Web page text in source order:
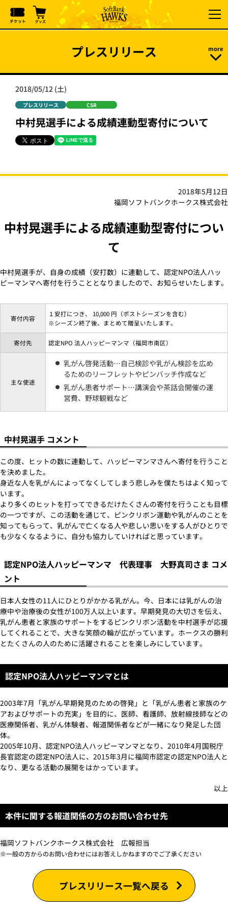
プレスリリース
2018/05/12 (土)
プレスリリース CSR
中村晃選手による成績連動型寄付について
2018年5月12日
福岡ソフトバンクホークス株式会社
中村晃選手による成績連動型寄付につい
て
中村晃選手が、自身の成績（安打数）に連動して、認定NPO法人ハッ
ピーマンマへ寄付を行うこととなりましたので、お知らせいたします。
寄付内容
１安打につき、 10,000 円（ポストシーズンを含む）
※シーズン終了後、まとめて贈呈いたします。
寄付先 認定NPO 法人ハッピーマンマ（福岡市南区）
主な使途
乳がん啓発活動…自己検診や乳がん検診を広め
るためのリーフレットやピンバッチ作成など
乳がん患者サポート…講演会や茶話会開催の運
営費、野球観戦など
中村晃選手 コメント
この度、ヒットの数に連動して、ハッピーマンマさんへ寄付を行うこと
を決めました。
身近な人を乳がんによってなくしてしまう悲しみを僕たちはよく知って
います。
より多くのヒットを打ってできるだけたくさんの寄付を行うことも目標
の一つですが、この活動を通じて、ピンクリボン運動や乳がんのことを
知ってもらって、乳がんで亡くなる人や悲しい思いをする人がひとりで
も少なくなるように、自分も協力していければと思っています。
認定NPO法人ハッピーマンマ 代表理事 大野真司さま コメ
ント
日本人女性の11人にひとりがかかる乳がん。今、日本には乳がんの治
療中や治療後の女性が100万人以上います。早期発見の大切さを伝え、
乳がん患者と家族のサポートをするピンクリボン活動を中村選手が応援
してくれることで、大きな笑顔の輪が広がっています。ホークスの勝利
とたくさんの人のために活躍されることを楽しみにしています。
認定NPO法人ハッピーマンマとは
2003年7月「乳がん早期発見のための啓発」と「乳がん患者と家族のケ
アおよびサポートの充実」を目的に、医師、看護師、放射線技師などの
医療関係者、乳がん体験者、報道関係者などが一緒になり発足した団
体。
2005年10月、認定NPO法人ハッピーマンマとなり、2010年4月国税庁
長官認定の認定NPO法人に、2015年3月に福岡市認定の認定NPO法人と
なり、更なる活動の展開をはかっています。
以上
本件に関する報道関係の方のお問い合わせ先
福岡ソフトバンクホークス株式会社 広報担当
※一般の方からのお問い合わせにはお答えしかねますのでご了承ください
プレスリリース一覧へ戻る